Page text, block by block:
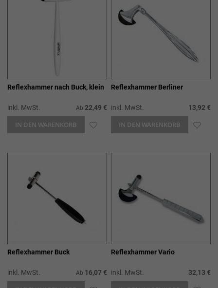
Reflexhammer nach Buck, klein
inkl. MwSt. Ab 22,49 €
IN DEN WARENKORB ZUR
Reflexhammer Berliner
inkl. MwSt. 13,92 €
IN DEN WARENKORB ZUR
Reflexhammer Buck
inkl. MwSt. Ab 16,07 €
Reflexhammer Vario
inkl. MwSt. 32,13 €